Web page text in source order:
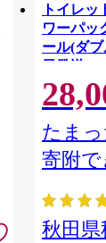
トイレ
ワーパッ
ール(ダ
日発送 [
トイレッ
ア] 秋田
たま
寄附で
秋田県